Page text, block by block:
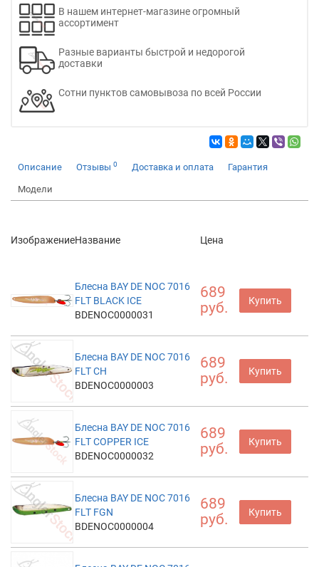
В нашем интернет-магазине огромный
ассортимент
Разные варианты быстрой и недорогой
доставки
Сотни пунктов самовывоза по всей России
Описание Отзывы 0 Доставка и оплата Гарантия
Модели
ИзображениеНазвание Цена
Блесна BAY DE NOC 7016
FLT BLACK ICE
BDENOC0000031
689
руб.
Купить
Блесна BAY DE NOC 7016
FLT CH
BDENOC0000003
689
руб.
Купить
Блесна BAY DE NOC 7016
FLT COPPER ICE
BDENOC0000032
689
руб.
Купить
Блесна BAY DE NOC 7016
FLT FGN
BDENOC0000004
689
руб.
Купить